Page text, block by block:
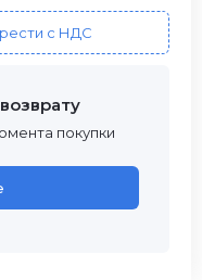
с НДС
покупки